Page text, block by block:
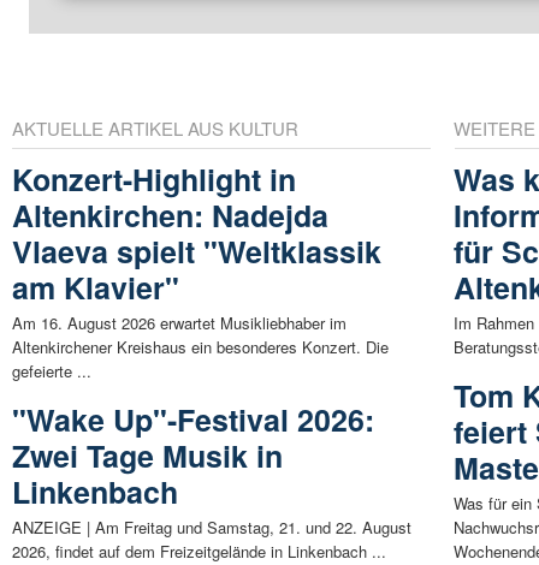
AKTUELLE ARTIKEL AUS KULTUR
Konzert-Highlight in
Altenkirchen: Nadejda
Vlaeva spielt "Weltklassik
am Klavier"
Am 16. August 2026 erwartet Musikliebhaber im
Altenkirchener Kreishaus ein besonderes Konzert. Die
gefeierte ...
"Wake Up"-Festival 2026:
Zwei Tage Musik in
Linkenbach
ANZEIGE | Am Freitag und Samstag, 21. und 22. August
2026, findet auf dem Freizeitgelände in Linkenbach ...
Was
für
Im
Tom
feiert
Was für ein